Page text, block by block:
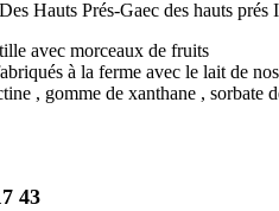
avec morceaux de fruits
à la ferme avec le lait de
, gomme de xanthane ,
43